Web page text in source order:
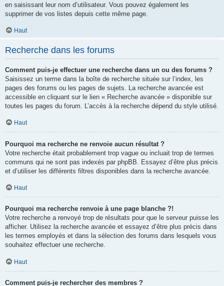
en saisissant leur nom d’utilisateur. Vous pouvez également les
supprimer de vos listes depuis cette même page.
Haut
Recherche dans les forums
Comment puis-je effectuer une recherche dans un ou des forums ?
Saisissez un terme dans la boîte de recherche située sur l’index, les
pages des forums ou les pages de sujets. La recherche avancée est
accessible en cliquant sur le lien « Recherche avancée » disponible sur
toutes les pages du forum. L’accès à la recherche dépend du style utilisé.
Haut
Pourquoi ma recherche ne renvoie aucun résultat ?
Votre recherche était probablement trop vague ou incluait trop de termes
communs qui ne sont pas indexés par phpBB. Essayez d’être plus précis
et d’utiliser les différents filtres disponibles dans la recherche avancée.
Haut
Pourquoi ma recherche renvoie à une page blanche ?!
Votre recherche a renvoyé trop de résultats pour que le serveur puisse les
afficher. Utilisez la recherche avancée et essayez d’être plus précis dans
les termes employés et dans la sélection des forums dans lesquels vous
souhaitez effectuer une recherche.
Haut
Comment puis-je rechercher des membres ?